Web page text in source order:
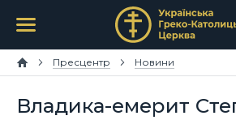
Пресцентр Новини
Владика-емерит